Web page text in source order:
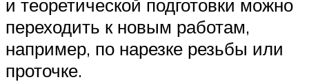
и теоретической подготовки можно
переходить к новым работам,
например, по нарезке резьбы или
проточке.